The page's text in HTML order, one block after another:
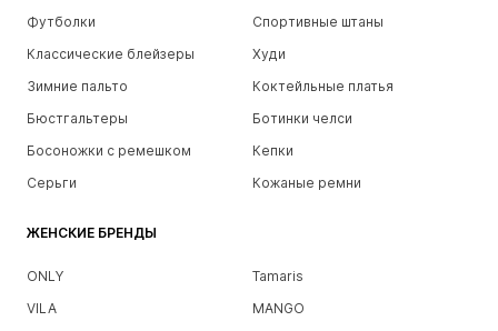
Футболки
Спортивные штаны
Классические блейзеры
Худи
Зимние пальто
Коктейльные платья
Бюстгальтеры
Ботинки челси
Босоножки с ремешком
Кепки
Серьги
Кожаные ремни
ЖЕНСКИЕ БРЕНДЫ
ONLY
Tamaris
VILA
MANGO